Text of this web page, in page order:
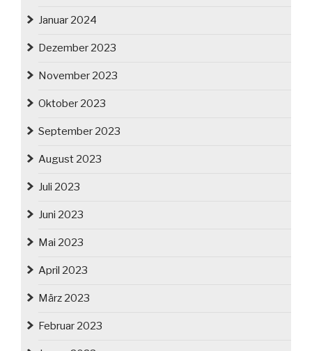
Januar 2024
Dezember 2023
November 2023
Oktober 2023
September 2023
August 2023
Juli 2023
Juni 2023
Mai 2023
April 2023
März 2023
Februar 2023